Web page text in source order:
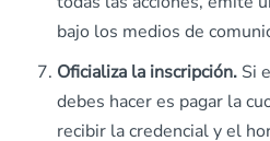
bajo los medios de
Oficializa la inscripción. Si
debes hacer es pagar la
recibir la credencial y el